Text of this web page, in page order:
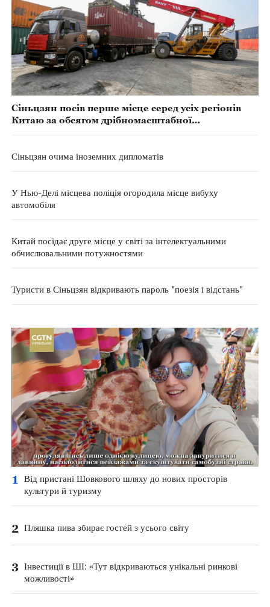
Сіньцзян посів перше місце серед усіх регіонів
Китаю за обсягом дрібномасштабної
Сіньцзян очима іноземних дипломатів
У Нью-Делі місцева поліція огородила місце вибуху
автомобіля
Китай посідає друге місце у світі за інтелектуальними
обчислювальними потужностями
Туристи в Сіньцзян відкривають пароль "поезія і відстань"
1
Від пристані Шовкового шляху до нових просторів
культури й туризму
2 Пляшка пива збирає гостей з усього світу
3 Інвестиції в ШІ: «Тут відкриваються унікальні ринкові
можливості»